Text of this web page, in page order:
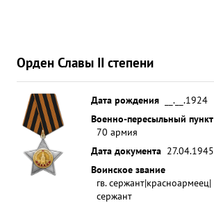
Орден Славы II степени
Дата рождения
__.__.1924
Военно-пересыльный пункт
70 армия
Дата документа 27.04.1945
Воинское звание
гв. сержант|красноармеец|
сержант